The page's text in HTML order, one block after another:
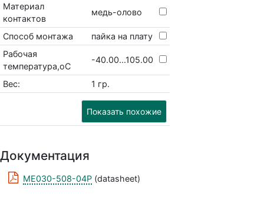
Материал
контактов
медь-олово
Способ монтажа
пайка на плату
Рабочая
температура,оС
-40.00...105.00
Вес: 1 гр.
Показать похожие
Документация
ME030-508-04P (datasheet)